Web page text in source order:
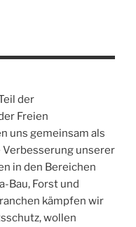
der
Freien
uns gemeinsam als
unserer
in den Bereichen
Bau, Forst und
kämpfen wir
wollen